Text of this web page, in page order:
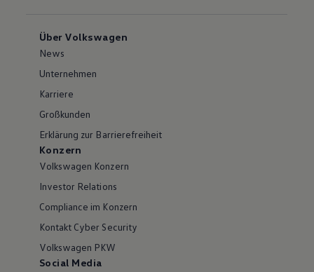
Über Volkswagen
News
Unternehmen
Karriere
Großkunden
Erklärung zur Barrierefreiheit
Konzern
Volkswagen Konzern
Investor Relations
Compliance im Konzern
Kontakt Cyber Security
Volkswagen PKW
Social Media